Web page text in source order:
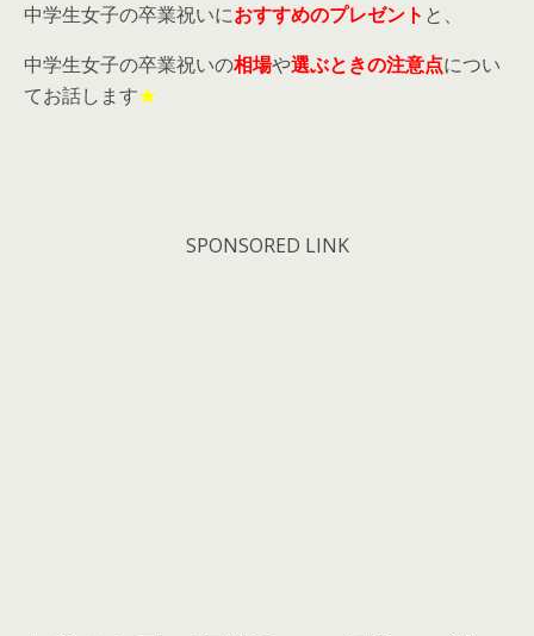
中学生女子の卒業祝いにおすすめのプレゼント と、
中学生女子の卒業祝いの相場や選ぶときの注意点につい
てお話します★
SPONSORED LINK